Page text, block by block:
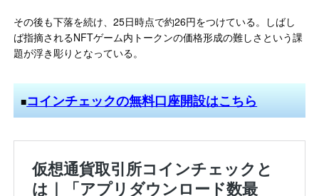
その後も下落を続け、25日時点で約26円をつけている。しばし
ば指摘されるNFTゲーム内トークンの価格形成の難しさという課
題が浮き彫りとなっている。
■コインチェックの無料口座開設はこちら